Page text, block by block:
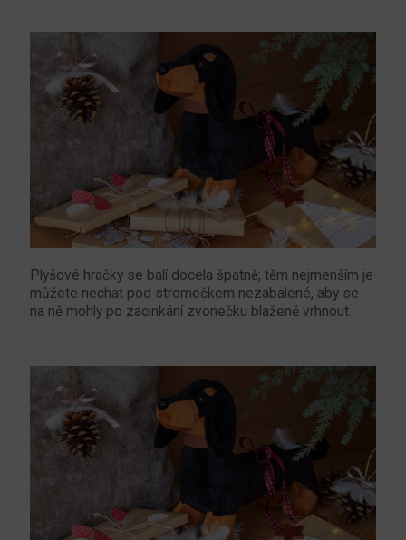
Plyšové hračky se balí docela špatně; těm nejmenším je
můžete nechat pod stromečkem nezabalené, aby se
na ně mohly po zacinkání zvonečku blaženě vrhnout.